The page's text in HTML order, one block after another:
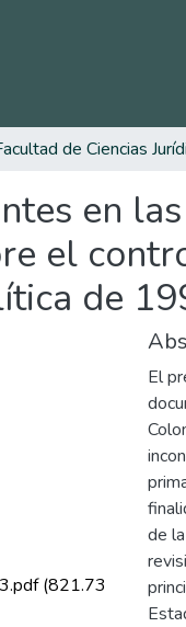
en
el
de
(821.73
El
de